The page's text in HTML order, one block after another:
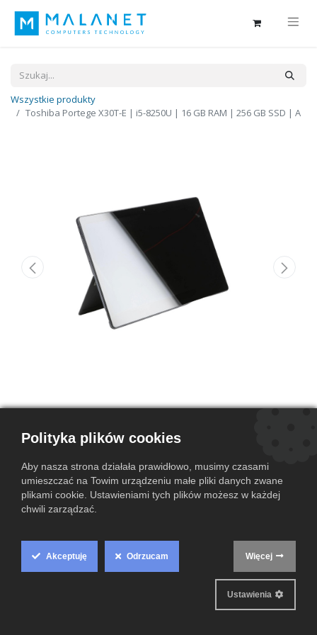
Wszystkie produkty
Toshiba Portege X30T-E | i5-8250U | 16 GB RAM | 256 GB SSD | A
Toshiba Portege X30T-E | i5-8250U |
16 GB RAM | 256 GB SSD | A
(0 przegląd)
Toshiba Portege X30T-E to ultralekki laptop 2w1, który idealnie łączy
codziennym użytkowaniu, oferując niezawodne działanie i elegancki
design.
Cookie
Polityka plików cookies
Aby nasza strona działała prawidłowo, musimy czasami
umieszczać na Towim urządzeniu małe pliki danych zwane
plikami cookie. Ustawieniami tych plików możesz w każdej
chwili zarządzać.
Akceptuję Odrzucam Więcej
Ustawienia